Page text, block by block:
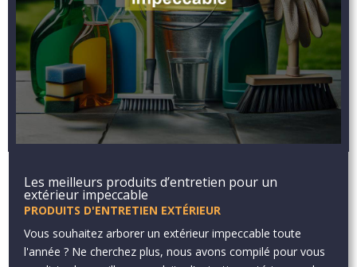
Les meilleurs produits d’entretien pour un
extérieur impeccable
PRODUITS D'ENTRETIEN EXTÉRIEUR
Vous souhaitez arborer un extérieur impeccable toute
l'année ? Ne cherchez plus, nous avons compilé pour vous